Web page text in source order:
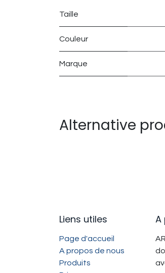
Taille
Couleur
Marque
Alternative
Liens utiles
Page d'accueil
A propos de nous
Produits
A